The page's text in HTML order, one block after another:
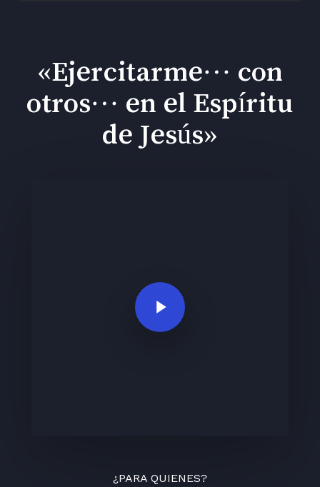
«Ejercitarme… con
otros… en el Espíritu
de Jesús»
Play Video
¿PARA QUIENES?